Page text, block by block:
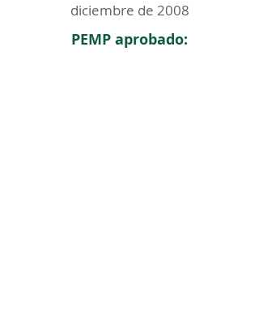
diciembre de 2008
PEMP aprobado: